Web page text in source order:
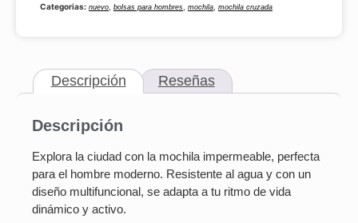
Categorias: nuevo bolsas para hombres mochila mochila cruzada
Descripción Reseñas
Descripción
Explora la ciudad con la mochila impermeable, perfecta
para el hombre moderno. Resistente al agua y con un
diseño multifuncional, se adapta a tu ritmo de vida
dinámico y activo.